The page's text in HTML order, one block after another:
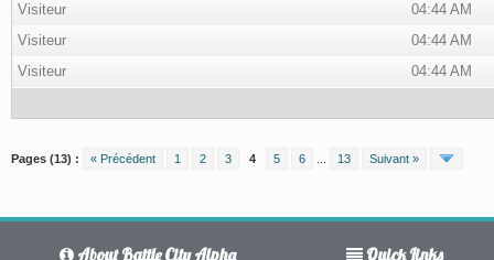
Visiteur
04:44 AM
Visiteur
04:44 AM
Visiteur
04:44 AM
Pages (13) : « Précédent 1 2 3 4 5 6 13 Suivant »
About Battle City Alpha Quick Links